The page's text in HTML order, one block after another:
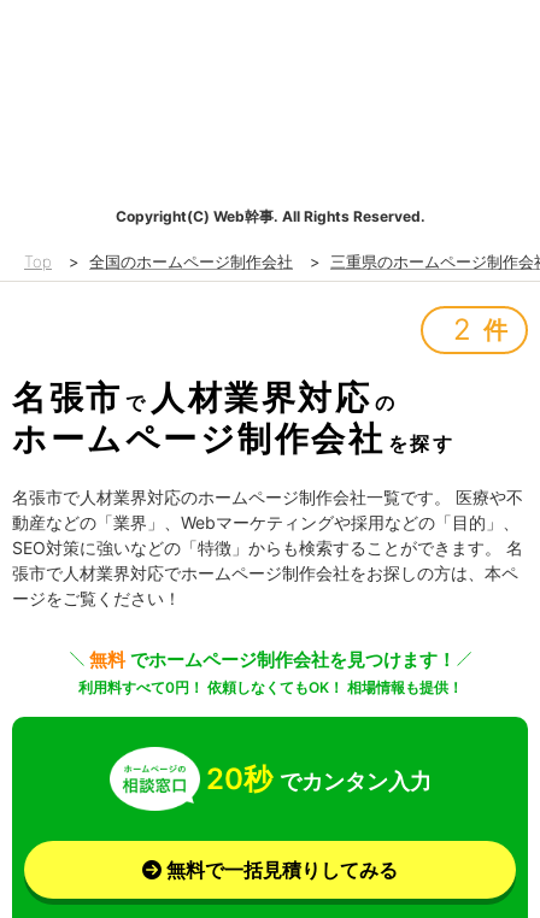
Copyright(C) Web幹事. All Rights Reserved.
Top > 全国のホームページ制作会社 > 三重県のホームページ制作会
2 件
名張市 で 人材業界対応 の
ホームページ制作会社 を探す
名張市で人材業界対応のホームページ制作会社一覧です。 医療や不
動産などの「業界」、Webマーケティングや採用などの「目的」、
SEO対策に強いなどの「特徴」からも検索することができます。 名
張市で人材業界対応でホームページ制作会社をお探しの方は、本ペ
ージをご覧ください！
無料でホームページ制作会社を見つけます！
利用料すべて0円！ 依頼しなくてもOK！ 相場情報も提供！
20秒 でカンタン入力
無料で一括見積りしてみる